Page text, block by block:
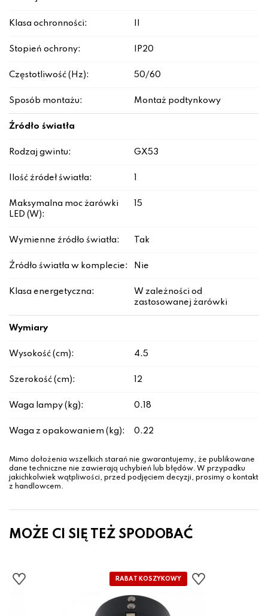
Klasa ochronności:
Stopień ochrony: IP20
Częstotliwość (Hz): 50/60
Sposób montażu: Montaż podtynkowy
Źródło światła
Rodzaj gwintu: GX53
Ilość źródeł światła:
Maksymalna moc żarówki
LED (W):
15
Wymienne źródło światła: Tak
Źródło światła w komplecie: Nie
Klasa energetyczna:
W zależności od
zastosowanej żarówki
Wymiary
Wysokość (cm): 4.5
Szerokość (cm): 12
Waga lampy (kg): 0.18
Waga z opakowaniem (kg): 0.22
Mimo dołożenia wszelkich starań nie gwarantujemy, że publikowane
dane techniczne nie zawierają uchybień lub błędów. W przypadku
jakichkolwiek wątpliwości, przed podjęciem decyzji, prosimy o kontakt
z handlowcem.
MOŻE CI SIĘ TEŻ SPODOBAĆ